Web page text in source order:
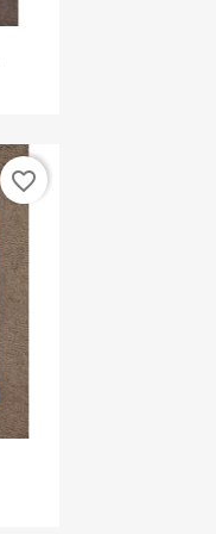
favorite_border